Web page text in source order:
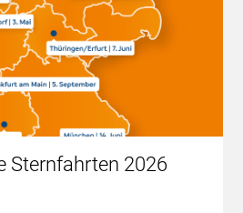
Sternfahrten 2026